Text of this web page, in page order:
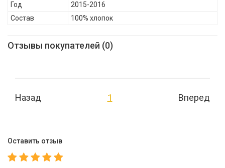
Год
2015-2016
Состав
100% хлопок
Отзывы покупателей (0)
Назад 1 Вперед
Оставить отзыв